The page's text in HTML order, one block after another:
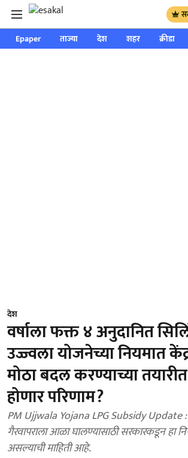
Epaper ताज्या देश शहर क्रीडा
देश
वर्षाला फक्त ४ अनुदानित
उज्ज्वला योजनेच्या नियमात
मोठा बदल करण्याच्या
होणार परिणाम?
PM Ujjwala Yojana LPG Subsidy Update
गैरवापराला आळा घालण्यासाठी सरकारकडून हा
असल्याची माहिती आहे.